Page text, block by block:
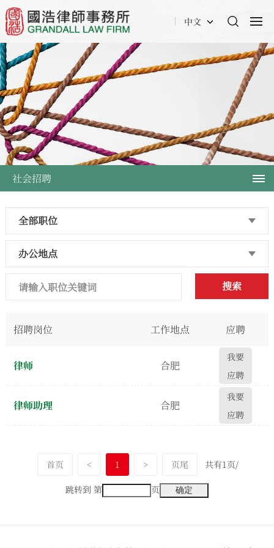
中文
社会招聘
全部职位
办公地点
搜索
招聘岗位 工作地点 应聘
律师 合肥
我要
应聘
律师助理 合肥
我要
应聘
首页 < 1 > 页尾 共有1页/
跳转到 第 页